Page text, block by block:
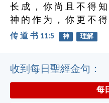
长 成 ， 你 尚 且 不 得
神 的 作 为 ， 你 更 不 得
传 道 书 11:5 神 理解
收到每日聖經金句：
每